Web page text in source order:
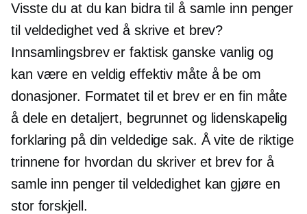
Visste du at du kan bidra til å samle inn penger
til veldedighet ved å skrive et brev?
Innsamlingsbrev er faktisk ganske vanlig og
kan være en veldig effektiv måte å be om
donasjoner. Formatet til et brev er en fin måte
å dele en detaljert, begrunnet og lidenskapelig
forklaring på din veldedige sak. Å vite de riktige
trinnene for hvordan du skriver et brev for å
samle inn penger til veldedighet kan gjøre en
stor forskjell.